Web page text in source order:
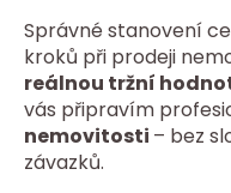
Správné stanovení
kroků při prodeji
reálnou tržní
vás připravím
nemovitosti – bez
závazků.